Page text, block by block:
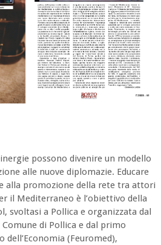
possono divenire un modello
alle nuove diplomazie. Educare
alla promozione della rete tra attori
il Mediterraneo è l’obiettivo della
svoltasi a Pollica e organizzata dal
di Pollica e dal primo
dell’Economia (Feuromed),